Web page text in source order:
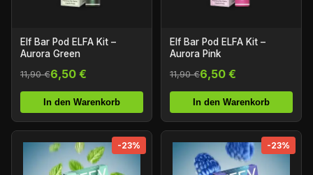
Elf Bar Pod ELFA Kit –
Aurora Green
11,90 €6,50 €
In den Warenkorb
Elf Bar Pod ELFA Kit –
Aurora Pink
11,90 €6,50 €
In den Warenkorb
-23% -23%